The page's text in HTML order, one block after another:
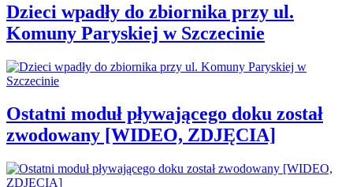
Dzieci wpadły do zbiornika przy ul.
Komuny Paryskiej w Szczecinie
Ostatni moduł pływającego doku został
zwodowany [WIDEO, ZDJĘCIA]